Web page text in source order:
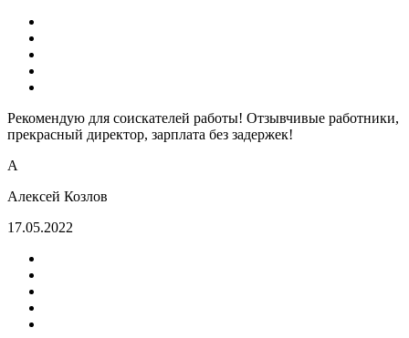
Рекомендую для соискателей работы! Отзывчивые работники,
прекрасный директор, зарплата без задержек!
А
Алексей Козлов
17.05.2022